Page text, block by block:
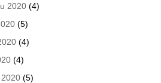
2020 (4)
(5)
(4)
(4)
(5)